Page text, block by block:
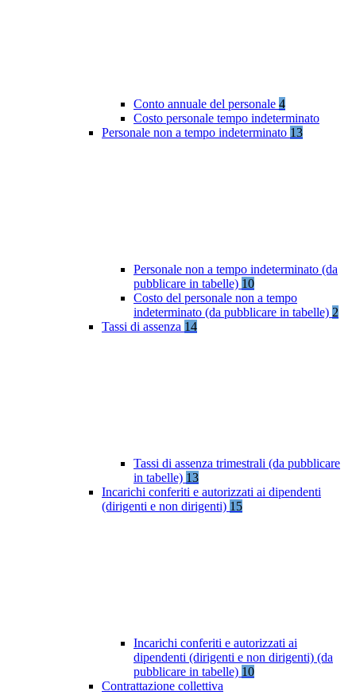
Conto annuale del personale 4
Costo personale tempo indeterminato
Personale non a tempo indeterminato 13
Personale non a tempo indeterminato (da
pubblicare in tabelle) 10
Costo del personale non a tempo
indeterminato (da pubblicare in tabelle) 2
Tassi di assenza 14
Tassi di assenza trimestrali (da pubblicare
in tabelle) 13
Incarichi conferiti e autorizzati ai dipendenti
(dirigenti e non dirigenti) 15
Incarichi conferiti e autorizzati ai
dipendenti (dirigenti e non dirigenti) (da
pubblicare in tabelle) 10
Contrattazione collettiva